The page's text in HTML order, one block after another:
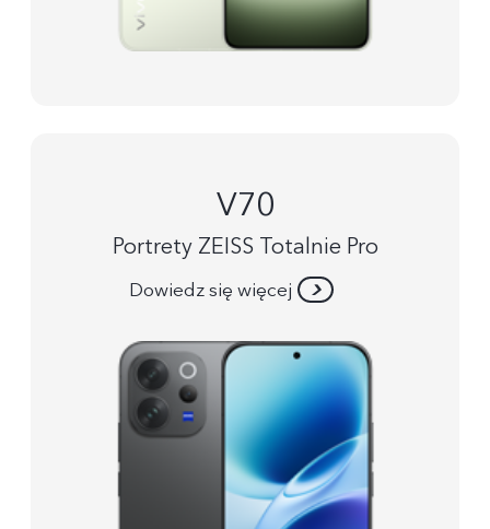
V70
Portrety ZEISS Totalnie Pro
Dowiedz się więcej